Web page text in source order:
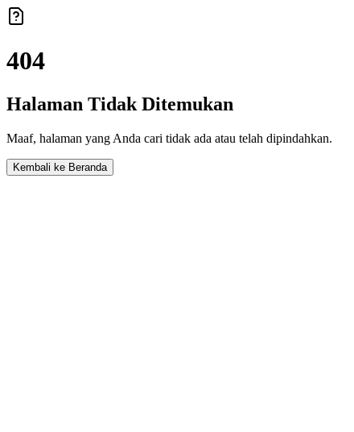
404
Halaman Tidak Ditemukan
Maaf, halaman yang Anda cari tidak ada atau telah dipindahkan.
Kembali ke Beranda